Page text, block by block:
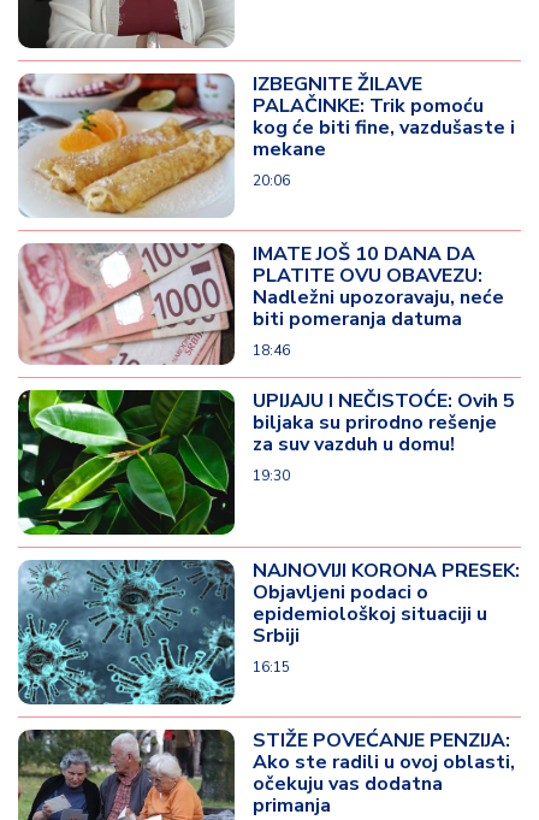
IZBEGNITE ŽILAVE
PALAČINKE: Trik pomoću
kog će biti fine, vazdušaste i
mekane
20:06
IMATE JOŠ 10 DANA DA
PLATITE OVU OBAVEZU:
Nadležni upozoravaju, neće
biti pomeranja datuma
18:46
UPIJAJU I NEČISTOĆE: Ovih 5
biljaka su prirodno rešenje
za suv vazduh u domu!
19:30
NAJNOVIJI KORONA PRESEK:
Objavljeni podaci o
epidemiološkoj situaciji u
Srbiji
16:15
STIŽE POVEĆANJE PENZIJA:
Ako ste radili u ovoj oblasti,
očekuju vas dodatna
primanja